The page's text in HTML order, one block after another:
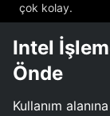
çok kolay.
Intel
Önde
Kullanım